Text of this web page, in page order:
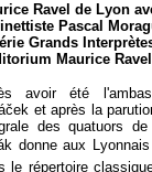
Ravel de Lyon
Pascal
Grands
Maurice
avoir été
et après la
des quatuors
donne aux
le répertoire